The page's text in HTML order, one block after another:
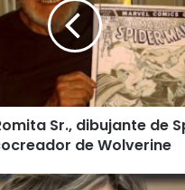
Sr., dibujante de
de Wolverine